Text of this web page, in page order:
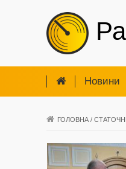
Новини
ГОЛОВНА /